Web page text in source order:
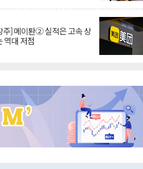
주] 메이퇀② 실적은 고속 상
역대 저점